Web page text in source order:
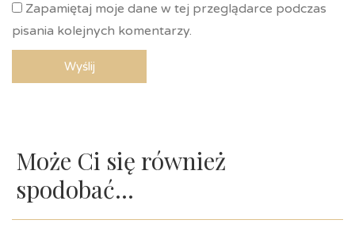
Zapamiętaj moje dane w tej przeglądarce podczas
pisania kolejnych komentarzy.
Może Ci się również
spodobać…